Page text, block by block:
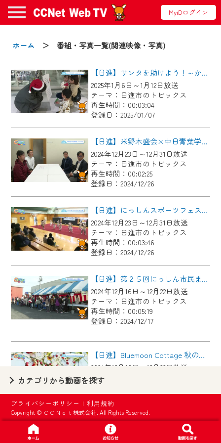
MyiDログイン
ホーム ＞ 番組・写真一覧(関連映像・写真)
【日進】サンタを助けよう！～かくれたバリアフリー～
2025年1月6日～1月12日放送
テーマ：日進市のトピックス
再生時間：00:03:04
登録日：2025/01/07
【日進】米野木盛会×中日青葉学園 フードドライブ
2024年12月23日～12月31日放送
テーマ：日進市のトピックス
再生時間：00:02:25
登録日：2024/12/26
【日進】にっしんスポーツフェスタスポーツ祭
2024年12月23日～12月31日放送
テーマ：日進市のトピックス
再生時間：00:03:46
登録日：2024/12/26
【日進】第２５回にっしん市民まつり
2024年12月16日～12月22日放送
テーマ：日進市のトピックス
再生時間：00:05:19
登録日：2024/12/17
【日進】Bluemoon Cottage 秋のオープンガーデン
2024年12月16日～12月22日放送
テーマ：日進市のトピックス
再生時間：00:02:42
登録日：2024/12/17
【日進】避難所開設運営訓練
2024年12月9日～12月15日放送
カテゴリから動画を探す
プライバシーポリシー |利用規約
Copyright © ＣＣＮｅｔ株式会社. All Rights Reserved.
お知らせ
2024/09/02
動画配信サービス『CCNet Web TV』は2024
年9月24日からリニューアルします！
【変更点】
◆デザイン変更により、お住まいの地域
の動画コンテンツが一目瞭然。
◆当社アプリやＰＣブラウザから、いつ
でも・どこでも・外出先でも！
CCNetサービスエリア20市町の地域情報
番組をご視聴いただけます！
【ご注意】
2024年9月24日からはご加入者様へのサー
ビス向上のため、
『CCNet Web TV』を利用いただくには、
一部コンテンツを除き、
CCNetサービスへの加入と『CCNetマイ
ページ※』へのログインが必要となりま
す。
いたします。
要となります。
※MyIDとは、CCNet Web TVを含むCCNetの
各種サービスをご利用頂くためのIDです。
IDはお客様が使っているメールアドレス
で設定できます。